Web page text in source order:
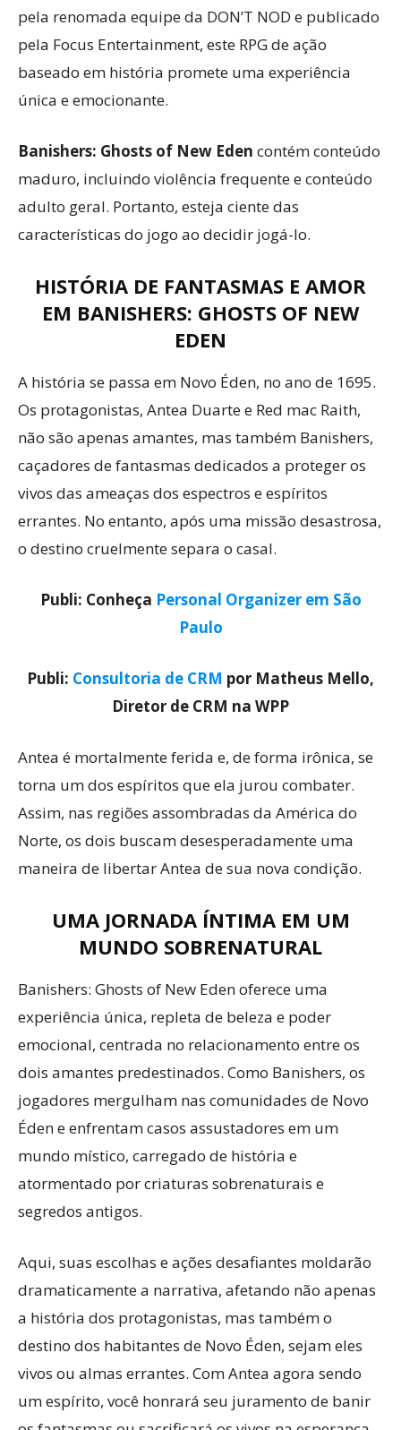
pela renomada equipe da DON’T NOD e publicado
pela Focus Entertainment, este RPG de ação
baseado em história promete uma experiência
única e emocionante.
Banishers: Ghosts of New Eden contém conteúdo
maduro, incluindo violência frequente e conteúdo
adulto geral. Portanto, esteja ciente das
características do jogo ao decidir jogá-lo.
HISTÓRIA DE FANTASMAS E AMOR
EM BANISHERS: GHOSTS OF NEW
EDEN
A história se passa em Novo Éden, no ano de 1695.
Os protagonistas, Antea Duarte e Red mac Raith,
não são apenas amantes, mas também Banishers,
caçadores de fantasmas dedicados a proteger os
vivos das ameaças dos espectros e espíritos
errantes. No entanto, após uma missão desastrosa,
o destino cruelmente separa o casal.
Publi: Conheça Personal Organizer em São
Paulo
Publi: Consultoria de CRM por Matheus Mello,
Diretor de CRM na WPP
Antea é mortalmente ferida e, de forma irônica, se
torna um dos espíritos que ela jurou combater.
Assim, nas regiões assombradas da América do
Norte, os dois buscam desesperadamente uma
maneira de libertar Antea de sua nova condição.
UMA JORNADA ÍNTIMA EM UM
MUNDO SOBRENATURAL
Banishers: Ghosts of New Eden oferece uma
experiência única, repleta de beleza e poder
emocional, centrada no relacionamento entre os
dois amantes predestinados. Como Banishers, os
jogadores mergulham nas comunidades de Novo
Éden e enfrentam casos assustadores em um
mundo místico, carregado de história e
atormentado por criaturas sobrenaturais e
segredos antigos.
Aqui, suas escolhas e ações desafiantes moldarão
dramaticamente a narrativa, afetando não apenas
a história dos protagonistas, mas também o
destino dos habitantes de Novo Éden, sejam eles
vivos ou almas errantes. Com Antea agora sendo
um espírito, você honrará seu juramento de banir